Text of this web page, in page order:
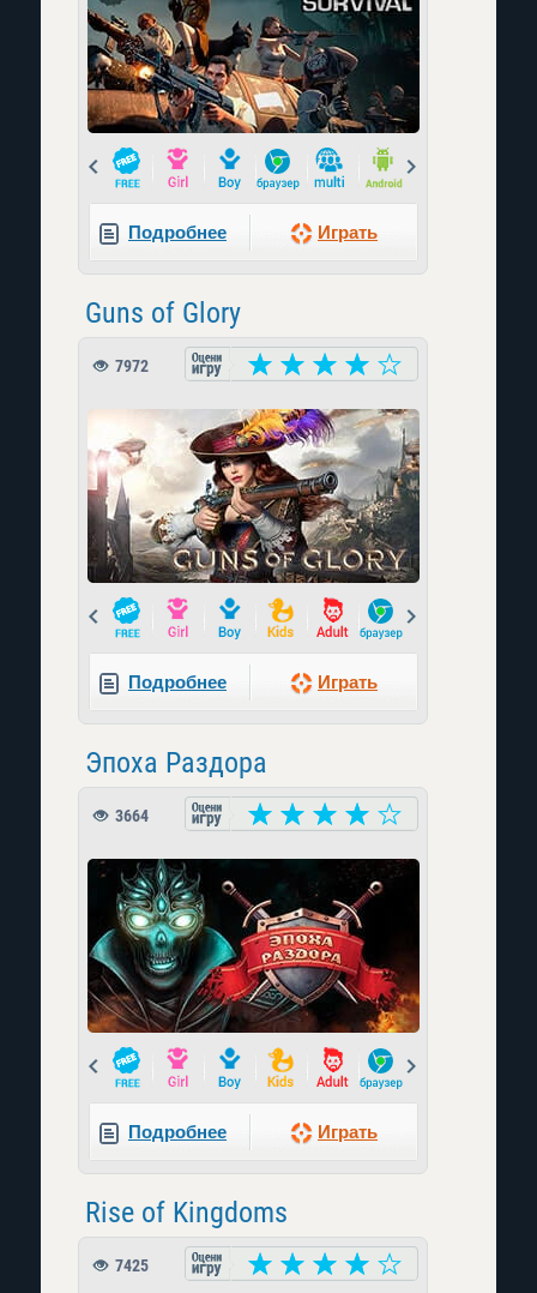
Prev
Подробнее Играть
Guns of Glory
7972
Prev
Подробнее Играть
Эпоха Раздора
3664
Prev
Подробнее Играть
Rise of Kingdoms
7425